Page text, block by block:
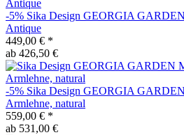
-5% Sika Design GEORGIA
Antique
449,00 € *
ab 426,50 €
-5% Sika Design GEORGIA
Armlehne, natural
559,00 € *
ab 531,00 €